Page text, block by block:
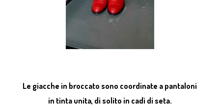
Le giacche in broccato sono coordinate a pantaloni
in tinta unita, di solito in cadì di seta.